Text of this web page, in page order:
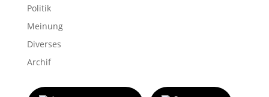
Politik
Meinung
Diverses
Archif